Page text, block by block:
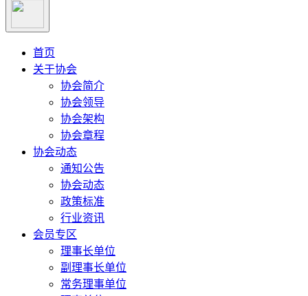
首页
关于协会
协会简介
协会领导
协会架构
协会章程
协会动态
通知公告
协会动态
政策标准
行业资讯
会员专区
理事长单位
副理事长单位
常务理事单位